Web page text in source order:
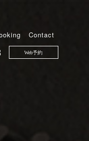
Contact
Web予約